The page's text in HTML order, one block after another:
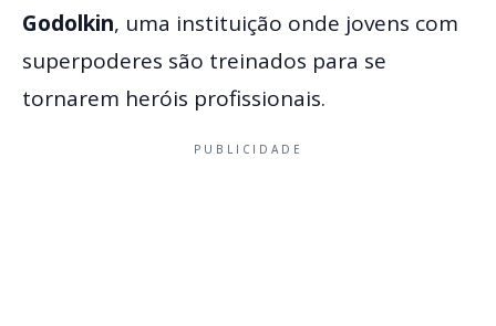
Godolkin, uma instituição onde jovens com
superpoderes são treinados para se
tornarem heróis profissionais.
PUBLICIDADE